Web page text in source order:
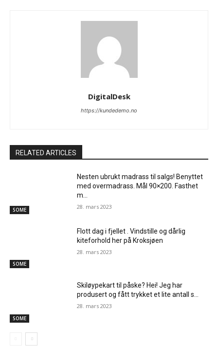
DigitalDesk
https://kundedemo.no
RELATED ARTICLES
SOME
Nesten ubrukt madrass til salgs! Benyttet
med overmadrass. Mål 90×200. Fasthet
m…
28. mars 2023
SOME
Flott dag i fjellet . Vindstille og dårlig
kiteforhold her på Kroksjøen
28. mars 2023
SOME
Skiløypekart til påske? Hei! Jeg har
produsert og fått trykket et lite antall s…
28. mars 2023